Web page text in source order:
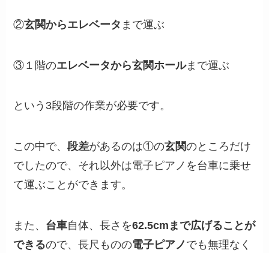
②玄関からエレベータ まで運ぶ
③１階のエレベータから玄関ホールまで運ぶ
という3段階の作業が必要です。
この中で、段差があるのは①の玄関のところだけ
でしたので、それ以外は電子ピアノを台車に乗せ
て運ぶことができます。
また、 台車自体、長さを62.5cmまで広げることが
できるので、長尺ものの電子ピアノ でも無理なく